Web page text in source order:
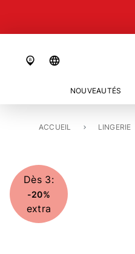
language
NOUVEAUTÉS
ACCUEIL LINGERIE
STRING «COZY BEAUTY»
Dès 3:
-20%
extra